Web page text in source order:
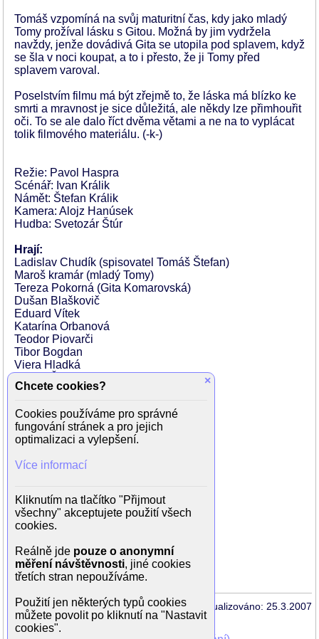
Tomáš vzpomíná na svůj maturitní čas, kdy jako mladý
Tomy prožíval lásku s Gitou. Možná by jim vydržela
navždy, jenže dovádivá Gita se utopila pod splavem, když
se šla v noci koupat, a to i přesto, že ji Tomy před
splavem varoval.
Poselstvím filmu má být zřejmě to, že láska má blízko ke
smrti a mravnost je sice důležitá, ale někdy lze přimhouřit
oči. To se ale dalo říct dvěma větami a ne na to vyplácat
tolik filmového materiálu. (-k-)
Režie: Pavol Haspra
Scénář: Ivan Králik
Námět: Štefan Králik
Kamera: Alojz Hanúsek
Hudba: Svetozár Štúr
Hrají:
Ladislav Chudík (spisovatel Tomáš Štefan)
Maroš kramár (mladý Tomy)
Tereza Pokorná (Gita Komarovská)
Dušan Blaškovič
Eduard Vítek
Katarína Orbanová
Teodor Piovarči
Tibor Bogdan
Viera Hladká
Milan Kišš
Jana Strnisková
Miroslav Noga
Sylvia Mrvečková
Michal Gučík
Ondriš Jariabek
Dano Živojnovič
Rudolf Kraus
Jozef Cút
Naďa Kotršová
Aktualizováno: 25.3.2007
×
Chcete cookies?
Cookies používáme pro správné
fungování stránek a pro jejich
optimalizaci a vylepšení.
Více informací
Kliknutím na tlačítko "Přijmout
všechny" akceptujete použití všech
cookies.
Reálně jde pouze o anonymní
měření návštěvnosti, jiné cookies
třetích stran nepoužíváme.
Použití jen některých typů cookies
můžete povolit po kliknutí na "Nastavit
cookies".